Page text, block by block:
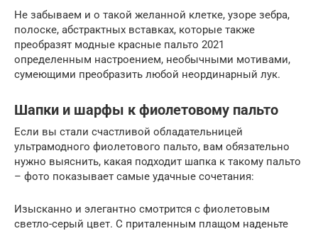
Не забываем и о такой желанной клетке, узоре зебра,
полоске, абстрактных вставках, которые также
преобразят модные красные пальто 2021
определенным настроением, необычными мотивами,
сумеющими преобразить любой неординарный лук.
Шапки и шарфы к фиолетовому пальто
Если вы стали счастливой обладательницей
ультрамодного фиолетового пальто, вам обязательно
нужно выяснить, какая подходит шапка к такому пальто
– фото показывает самые удачные сочетания:
Изысканно и элегантно смотрится с фиолетовым
светло-серый цвет. С приталенным плащом наденьте